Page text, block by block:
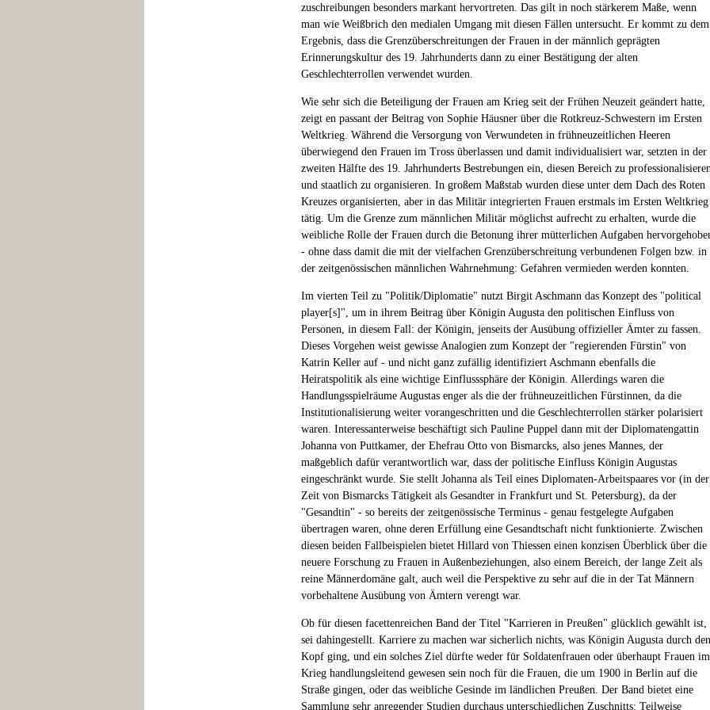
zuschreibungen besonders markant hervortreten. Das gilt in noch stärkerem Maße, wenn
man wie Weißbrich den medialen Umgang mit diesen Fällen untersucht. Er kommt zu dem
Ergebnis, dass die Grenzüberschreitungen der Frauen in der männlich geprägten
Erinnerungskultur des 19. Jahrhunderts dann zu einer Bestätigung der alten
Geschlechterrollen verwendet wurden.
Wie sehr sich die Beteiligung der Frauen am Krieg seit der Frühen Neuzeit geändert hatte,
zeigt en passant der Beitrag von Sophie Häusner über die Rotkreuz-Schwestern im Ersten
Weltkrieg. Während die Versorgung von Verwundeten in frühneuzeitlichen Heeren
überwiegend den Frauen im Tross überlassen und damit individualisiert war, setzten in der
zweiten Hälfte des 19. Jahrhunderts Bestrebungen ein, diesen Bereich zu
und staatlich zu organisieren. In großem Maßstab wurden diese unter dem Dach des Roten
Kreuzes organisierten, aber in das Militär integrierten Frauen erstmals im Ersten Weltkrieg
tätig. Um die Grenze zum männlichen Militär möglichst aufrecht zu erhalten, wurde die
weibliche Rolle der Frauen durch die Betonung ihrer mütterlichen Aufgaben
- ohne dass damit die mit der vielfachen Grenzüberschreitung verbundenen Folgen bzw. in
der zeitgenössischen männlichen Wahrnehmung: Gefahren vermieden werden konnten.
Im vierten Teil zu "Politik/Diplomatie" nutzt Birgit Aschmann das Konzept des "political
player[s]", um in ihrem Beitrag über Königin Augusta den politischen Einfluss von
Personen, in diesem Fall: der Königin, jenseits der Ausübung offizieller Ämter zu fassen.
Dieses Vorgehen weist gewisse Analogien zum Konzept der "regierenden Fürstin" von
Katrin Keller auf - und nicht ganz zufällig identifiziert Aschmann ebenfalls die
Heiratspolitik als eine wichtige Einflusssphäre der Königin. Allerdings waren die
Handlungsspielräume Augustas enger als die der frühneuzeitlichen Fürstinnen, da die
Institutionalisierung weiter vorangeschritten und die Geschlechterrollen stärker polarisiert
waren. Interessanterweise beschäftigt sich Pauline Puppel dann mit der Diplomatengattin
Johanna von Puttkamer, der Ehefrau Otto von Bismarcks, also jenes Mannes, der
maßgeblich dafür verantwortlich war, dass der politische Einfluss Königin Augustas
eingeschränkt wurde. Sie stellt Johanna als Teil eines Diplomaten-Arbeitspaares vor (in der
Zeit von Bismarcks Tätigkeit als Gesandter in Frankfurt und St. Petersburg), da der
"Gesandtin" - so bereits der zeitgenössische Terminus - genau festgelegte Aufgaben
übertragen waren, ohne deren Erfüllung eine Gesandtschaft nicht funktionierte. Zwischen
diesen beiden Fallbeispielen bietet Hillard von Thiessen einen konzisen Überblick über die
neuere Forschung zu Frauen in Außenbeziehungen, also einem Bereich, der lange Zeit als
reine Männerdomäne galt, auch weil die Perspektive zu sehr auf die in der Tat Männern
vorbehaltene Ausübung von Ämtern verengt war.
Ob für diesen facettenreichen Band der Titel "Karrieren in Preußen" glücklich gewählt ist,
sei dahingestellt. Karriere zu machen war sicherlich nichts, was Königin Augusta durch den
Kopf ging, und ein solches Ziel dürfte weder für Soldatenfrauen oder überhaupt Frauen im
Krieg handlungsleitend gewesen sein noch für die Frauen, die um 1900 in Berlin auf die
Straße gingen, oder das weibliche Gesinde im ländlichen Preußen. Der Band bietet eine
Sammlung sehr anregender Studien durchaus unterschiedlichen Zuschnitts: Teilweise